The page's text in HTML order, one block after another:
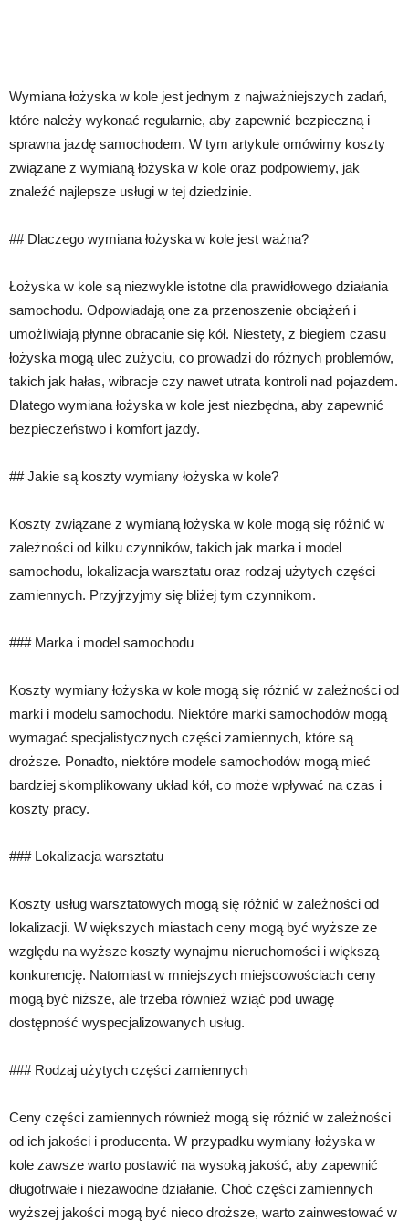
Wymiana łożyska w kole jest jednym z najważniejszych zadań,
które należy wykonać regularnie, aby zapewnić bezpieczną i
sprawna jazdę samochodem. W tym artykule omówimy koszty
związane z wymianą łożyska w kole oraz podpowiemy, jak
znaleźć najlepsze usługi w tej dziedzinie.
## Dlaczego wymiana łożyska w kole jest ważna?
Łożyska w kole są niezwykle istotne dla prawidłowego działania
samochodu. Odpowiadają one za przenoszenie obciążeń i
umożliwiają płynne obracanie się kół. Niestety, z biegiem czasu
łożyska mogą ulec zużyciu, co prowadzi do różnych problemów,
takich jak hałas, wibracje czy nawet utrata kontroli nad pojazdem.
Dlatego wymiana łożyska w kole jest niezbędna, aby zapewnić
bezpieczeństwo i komfort jazdy.
## Jakie są koszty wymiany łożyska w kole?
Koszty związane z wymianą łożyska w kole mogą się różnić w
zależności od kilku czynników, takich jak marka i model
samochodu, lokalizacja warsztatu oraz rodzaj użytych części
zamiennych. Przyjrzyjmy się bliżej tym czynnikom.
### Marka i model samochodu
Koszty wymiany łożyska w kole mogą się różnić w zależności od
marki i modelu samochodu. Niektóre marki samochodów mogą
wymagać specjalistycznych części zamiennych, które są
droższe. Ponadto, niektóre modele samochodów mogą mieć
bardziej skomplikowany układ kół, co może wpływać na czas i
koszty pracy.
### Lokalizacja warsztatu
Koszty usług warsztatowych mogą się różnić w zależności od
lokalizacji. W większych miastach ceny mogą być wyższe ze
względu na wyższe koszty wynajmu nieruchomości i większą
konkurencję. Natomiast w mniejszych miejscowościach ceny
mogą być niższe, ale trzeba również wziąć pod uwagę
dostępność wyspecjalizowanych usług.
### Rodzaj użytych części zamiennych
Ceny części zamiennych również mogą się różnić w zależności
od ich jakości i producenta. W przypadku wymiany łożyska w
kole zawsze warto postawić na wysoką jakość, aby zapewnić
długotrwałe i niezawodne działanie. Choć części zamiennych
wyższej jakości mogą być nieco droższe, warto zainwestować w